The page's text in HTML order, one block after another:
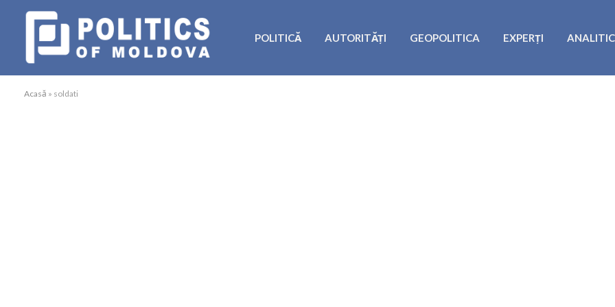
POLITICĂ AUTORITĂȚI GEOPOLITICA EXPERȚI
Acasă » soldati